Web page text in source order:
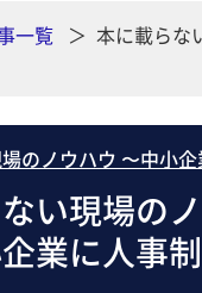
一覧 本に載らな
のノウハウ 〜中小
い現場の
業に人事